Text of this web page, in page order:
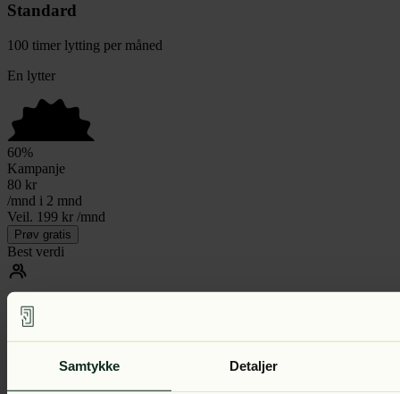
Samtykke Detaljer
Standard
100 timer lytting per måned
En lytter
60%
Kampanje
80 kr
/mnd i 2 mnd
Veil. 199 kr /mnd
Prøv gratis
Best verdi
Duo
Del lyttegleden og lytt mer
To lyttere av gangen